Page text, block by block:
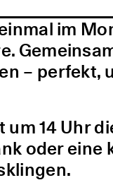
im
– perfekt,
14 Uhr
oder eine